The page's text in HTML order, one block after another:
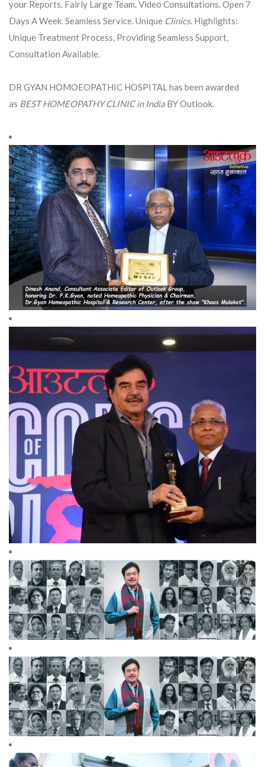
your Reports. Fairly Large Team. Video Consultations. Open 7
Days A Week. Seamless Service. Unique Clinics. Highlights:
Unique Treatment Process, Providing Seamless Support,
Consultation Available.
DR GYAN HOMOEOPATHIC HOSPITAL has been awarded
as BEST HOMEOPATHY CLINIC in India BY Outlook.